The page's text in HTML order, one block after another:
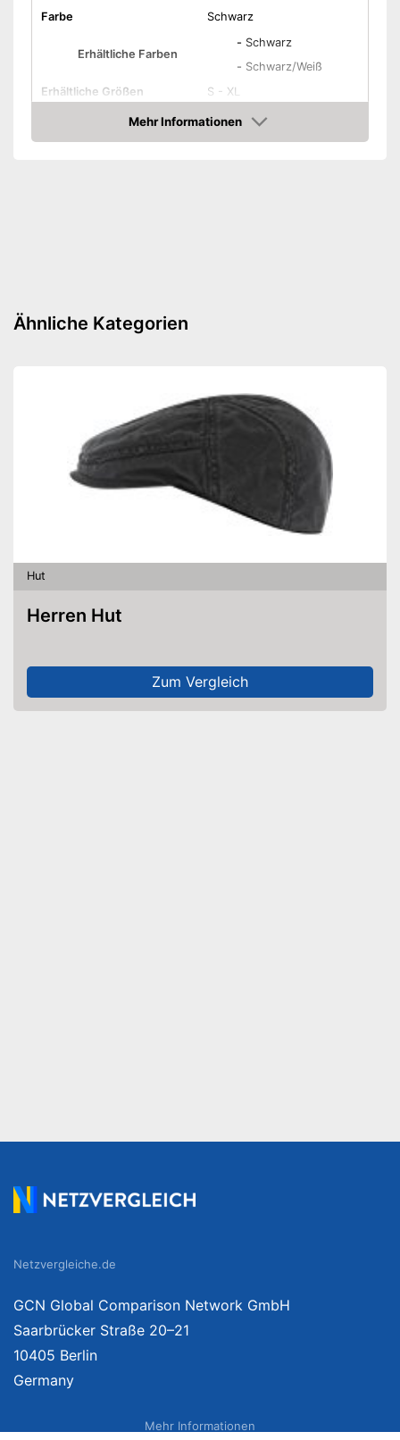
Farbe
Schwarz
Erhältliche Farben
- Schwarz
- Schwarz/Weiß
Erhältliche Größen
S - XL
Geeignete Jahreszeit
Mehr Informationen
Amazon
Ähnliche Kategorien
Hut
Herren Hut
Zum Vergleich
Netzvergleiche.de
GCN Global Comparison Network GmbH
Saarbrücker Straße 20–21
10405 Berlin
Germany
Mehr Informationen